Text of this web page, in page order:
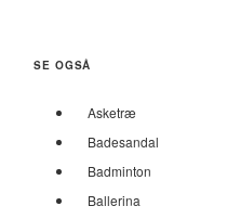
SE OGSÅ
Asketræ
Badesandal
Badminton
Ballerina